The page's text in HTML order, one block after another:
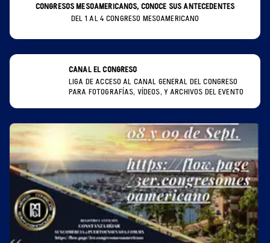
CONGRESOS MESOAMERICANOS, CONOCE SUS ANTECEDENTES
DEL 1 AL 4 CONGRESO MESOAMERICANO
CANAL EL CONGRESO
LIGA DE ACCESO AL CANAL GENERAL DEL CONGRESO
PARA FOTOGRAFÍAS, VÍDEOS, Y ARCHIVOS DEL EVENTO